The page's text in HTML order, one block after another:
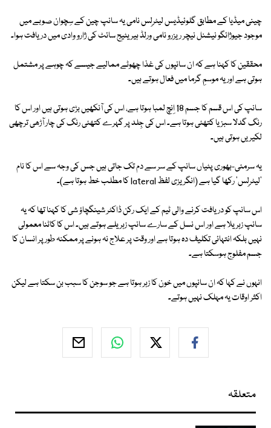
چینی میڈیا کے مطابق گلوئیڈیس لیٹرلِس نامی یہ سانپ چین کے سِچوان صوبے میں
موجود جیوژائگو نیشنل نیچر ریزرو نامی ورلڈ ہیریٹیج سائٹ کی ژارو وادی میں دریافت ہوا۔
محققین کا کہنا ہے کہ ان سانپوں کی غذا چھوٹے ممالیے جیسے کہ چوہے پر مشتمل
ہوتی ہے اور یہ موسمِ گرما میں فعال ہوتے ہیں۔
سانپ کی اس قسم کا جسم 18 اِنچ لمبا ہوتا ہے، اس کی آنکھیں بڑی ہوتی ہیں اور اس کا
رنگ گدلا سبز یا کتھئی ہوتا ہے۔ اس کی جِلد پر گہرے کتھئی رنگ کی چار آڑھی ترچھی
لکیریں ہوتی ہیں۔
یہ سرمئی-بھوری پٹیاں سانپ کے سر سے دم تک جاتی ہیں جس کی وجہ سے اس کا نام
'لیٹرلِس' رکھا گیا ہے (انگریزی لفظ lateral کا مطلب خط ہوتا ہے)۔
اس سانپ کو دریافت کرنے والی ٹیم کے ایک رکن ڈاکٹر شینگچاؤ شی کا کہنا تھا کہ یہ
سانپ زہریلا ہے اور اس نسل کے سارے سانپ زہریلے ہوتے ہیں۔ اس کا کاٹنا معمولی
نہیں بلکہ انتہائی تکلیف دہ ہوتا ہے اور وقت پر علاج نہ ہونے پر ممکنہ طور پر انسان کا
جسم مفلوج ہوسکتا ہے۔
انہوں نے کہا کہ ان سانپوں میں خون کا زہر ہوتا ہے جو سوجن کا سبب بن سکتا ہے لیکن
اکثر اوقات یہ مہلک نہیں ہوتے۔
متعلقہ